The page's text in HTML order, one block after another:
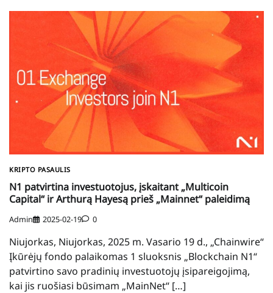
KRIPTO PASAULIS
N1 patvirtina investuotojus, įskaitant „Multicoin
Capital“ ir Arthurą Hayesą prieš „Mainnet“ paleidimą
Admin 2025-02-19 0
Niujorkas, Niujorkas, 2025 m. Vasario 19 d., „Chainwire“
Įkūrėjų fondo palaikomas 1 sluoksnis „Blockchain N1“
patvirtino savo pradinių investuotojų įsipareigojimą,
kai jis ruošiasi būsimam „MainNet“ […]